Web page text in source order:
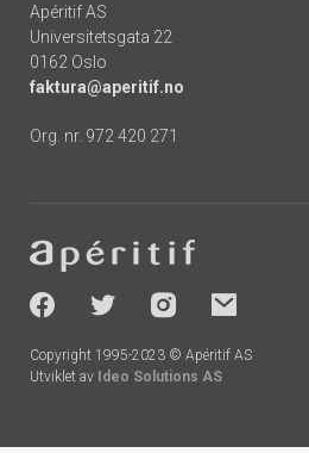
Apéritif AS
Universitetsgata 22
0162 Oslo
faktura@aperitif.no
Org. nr. 972 420 271
-
socials
Copyright 1995-2023 © Apéritif AS
Utviklet av Ideo Solutions AS